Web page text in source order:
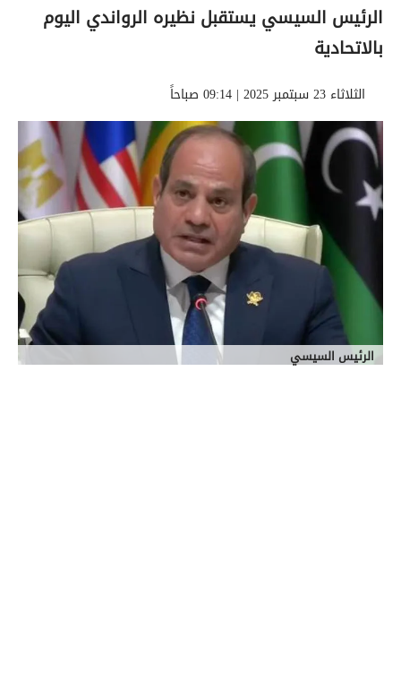
الرئيس السيسي يستقبل نظيره الرواندي اليوم
بالاتحادية
الثلاثاء 23 سبتمبر 2025 | 09:14 صباحاً
الرئيس السيسي